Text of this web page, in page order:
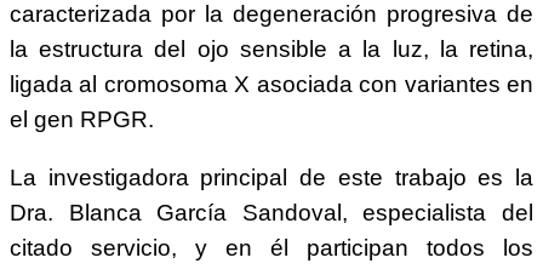
caracterizada por la degeneración progresiva de
la estructura del ojo sensible a la luz, la retina,
ligada al cromosoma X asociada con variantes en
el gen RPGR.
La investigadora principal de este trabajo es la
Dra. Blanca García Sandoval, especialista del
citado servicio, y en él participan todos los